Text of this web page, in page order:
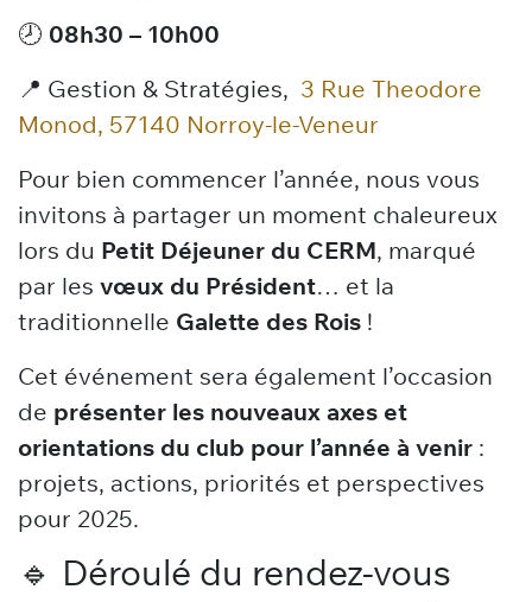
🕗 08h30 – 10h00
📍 Gestion & Stratégies, 3 Rue Theodore
Monod, 57140 Norroy-le-Veneur
Pour bien commencer l’année, nous vous
invitons à partager un moment chaleureux
lors du Petit Déjeuner du CERM, marqué
par les vœux du Président… et la
traditionnelle Galette des Rois !
Cet événement sera également l’occasion
de présenter les nouveaux axes et
orientations du club pour l’année à venir :
projets, actions, priorités et perspectives
pour 2025.
🔹 Déroulé du rendez-vous